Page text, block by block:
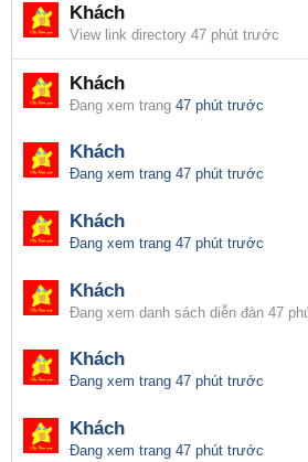
Khách
View link directory 47 phút trước
Khách
Đang xem trang 47 phút trước
Khách
Đang xem trang 47 phút trước
Khách
Đang xem trang 47 phút trước
Khách
Đang xem danh sách diễn đàn 47
Khách
Đang xem trang 47 phút trước
Khách
Đang xem trang 47 phút trước